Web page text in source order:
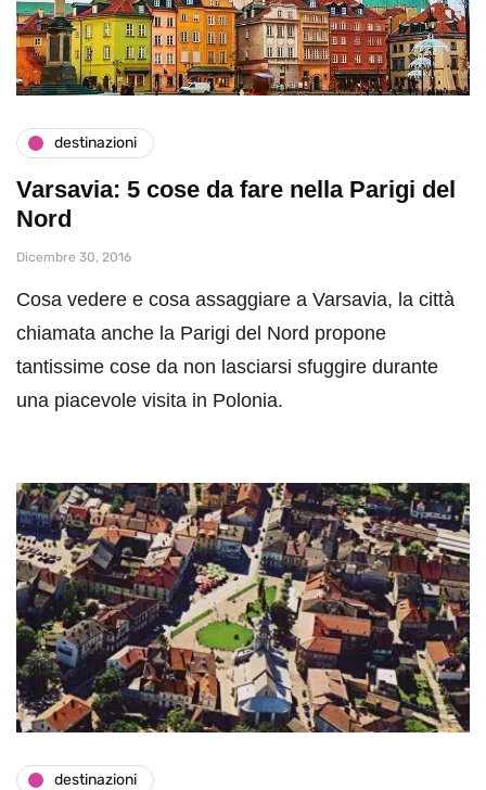
destinazioni
Varsavia: 5 cose da fare nella Parigi del
Nord
Dicembre 30, 2016
Cosa vedere e cosa assaggiare a Varsavia, la città
chiamata anche la Parigi del Nord propone
tantissime cose da non lasciarsi sfuggire durante
una piacevole visita in Polonia.
destinazioni